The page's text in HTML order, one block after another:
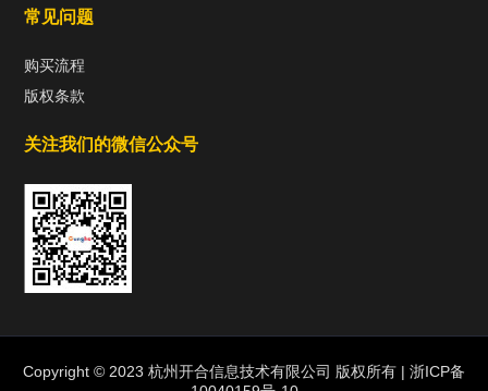
常见问题
购买流程
版权条款
关注我们的微信公众号
Copyright © 2023 杭州开合信息技术有限公司 版权所有 | 浙ICP备